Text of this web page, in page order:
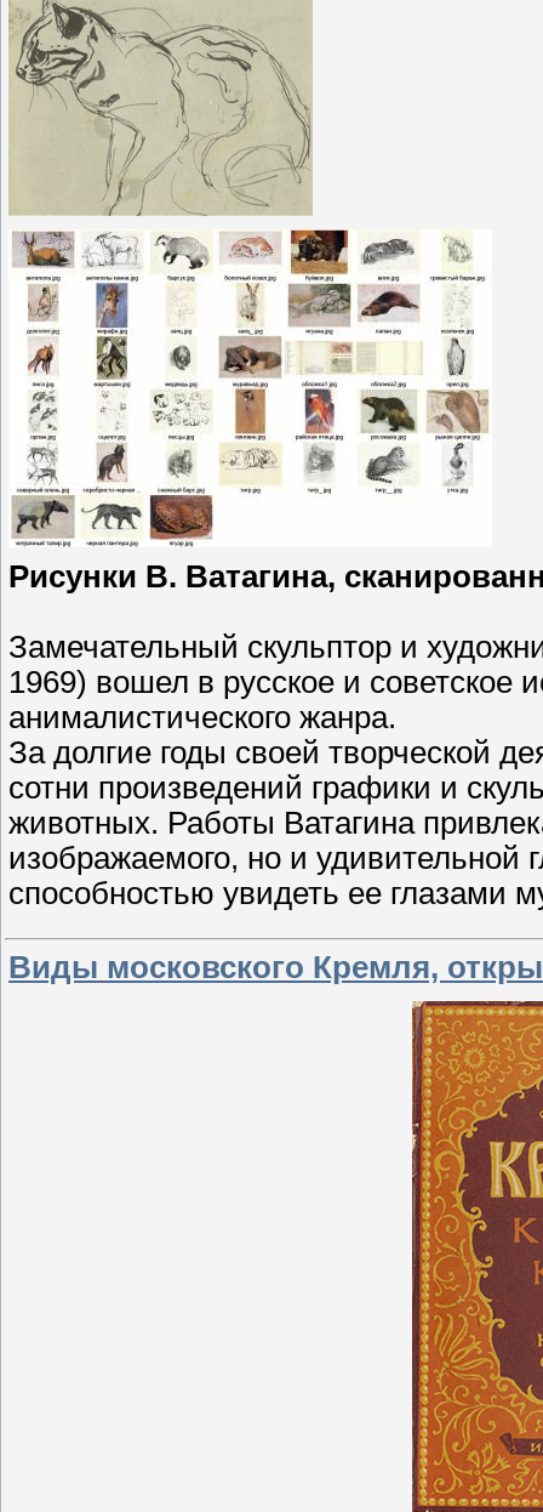
Рисунки В. Ватагина,
Замечательный скульптор и
1969) вошел в русское и советское
анималистического жанра.
За долгие годы своей творческой
сотни произведений графики и
животных. Работы Ватагина
изображаемого, но и удивительной
способностью увидеть ее глазами
Виды московского Кремля,